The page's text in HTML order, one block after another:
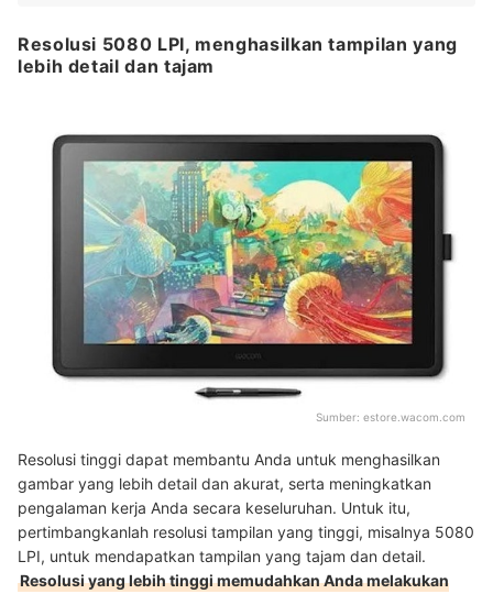
Resolusi 5080 LPI, menghasilkan tampilan yang
lebih detail dan tajam
Sumber: estore.wacom.com
Resolusi tinggi dapat membantu Anda untuk menghasilkan
gambar yang lebih detail dan akurat, serta meningkatkan
pengalaman kerja Anda secara keseluruhan. Untuk itu,
pertimbangkanlah resolusi tampilan yang tinggi, misalnya 5080
LPI, untuk mendapatkan tampilan yang tajam dan detail.
Resolusi yang lebih tinggi memudahkan Anda melakukan